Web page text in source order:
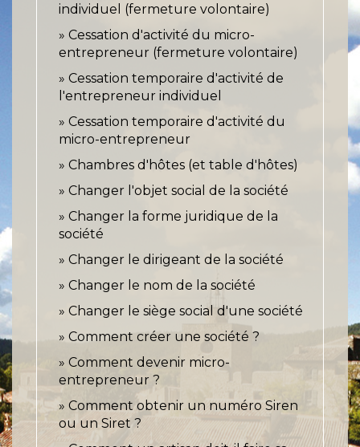
individuel (fermeture volontaire)
Cessation d'activité du micro-
entrepreneur (fermeture volontaire)
Cessation temporaire d'activité de
l'entrepreneur individuel
Cessation temporaire d'activité du
micro-entrepreneur
Chambres d'hôtes (et table d'hôtes)
Changer l'objet social de la société
Changer la forme juridique de la
société
Changer le dirigeant de la société
Changer le nom de la société
Changer le siège social d'une société
Comment créer une société ?
Comment devenir micro-
entrepreneur ?
Comment obtenir un numéro Siren
ou un Siret ?